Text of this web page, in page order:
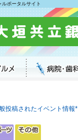
ポータルサイト
投稿されたイベント情報*